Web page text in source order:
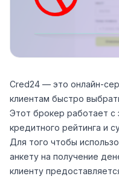
Сred24 — это онлайн-
клиентам быстро
Этот брокер работает с
кредитного рейтинга и
Для того чтобы
анкету на получение
клиенту